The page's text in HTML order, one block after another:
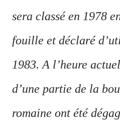
sera classé en 1978
fouille et déclaré
1983. A l’heure
d’une partie de la
romaine ont été